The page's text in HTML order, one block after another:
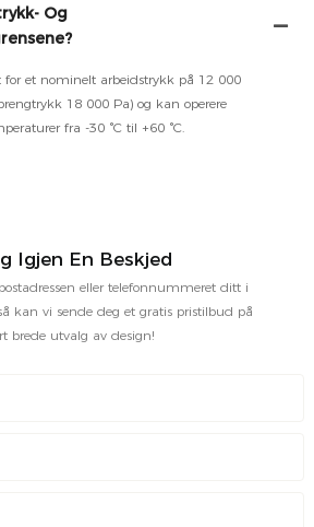
Og
for et nominelt arbeidstrykk på 12 000
18 000 Pa) og kan operere
fra -30 °C til +60 °C.
Igjen En Beskjed
eller telefonnummeret ditt i
kan vi sende deg et gratis pristilbud på
brede utvalg av design!